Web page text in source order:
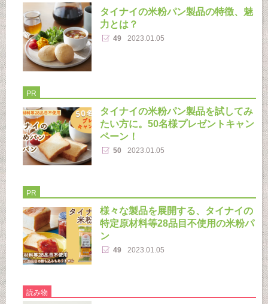
タイナイの米粉パン製品の特徴、魅
力とは？
49 2023.01.05
PR
タイナイの米粉パン製品を試してみ
たい方に。50名様プレゼントキャン
ペーン！
50 2023.01.05
PR
様々な製品を展開する、タイナイの
特定原材料等28品目不使用の米粉パ
ン
49 2023.01.05
読み物